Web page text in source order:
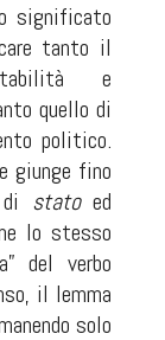
significato
tanto il
e
quello di
politico.
giunge fino
statoed
lo stesso
del verbo
il lemma
solo